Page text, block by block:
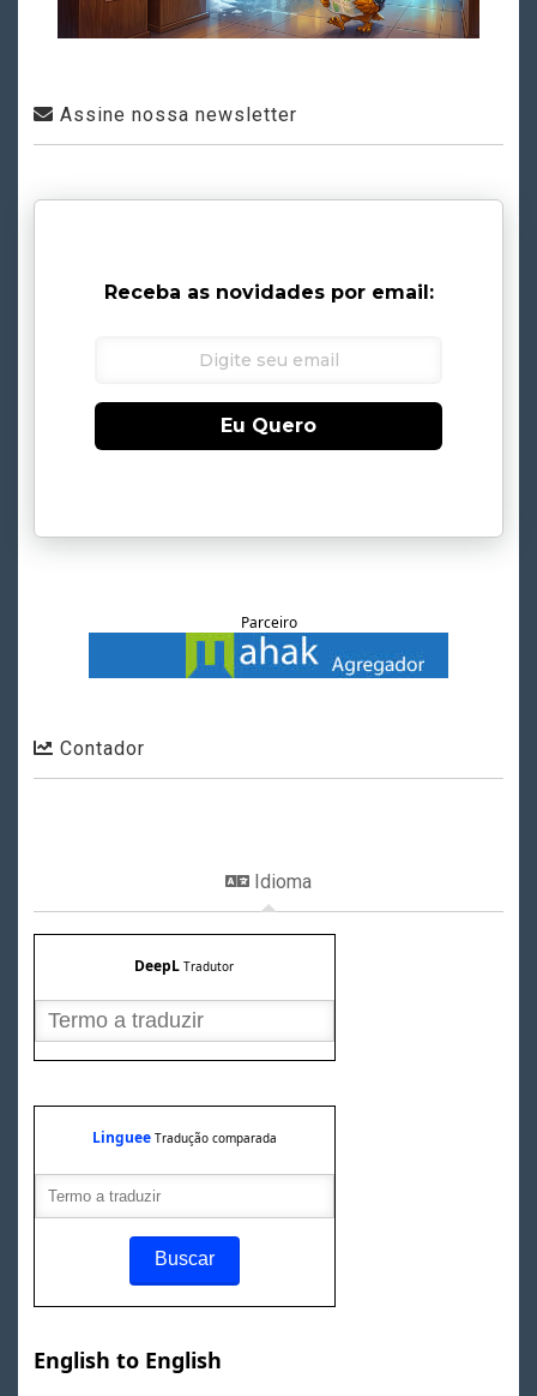
Assine nossa newsletter
Receba as novidades por email:
Eu Quero
Parceiro
Contador
Idioma
DeepL Tradutor
Linguee Tradução comparada
English to English